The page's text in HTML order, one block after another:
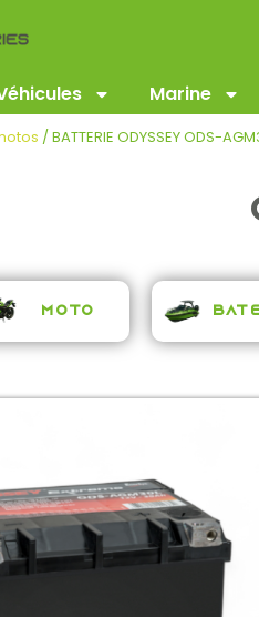
Marine
/ BATTERIE ODYSSEY ODS-
Moto